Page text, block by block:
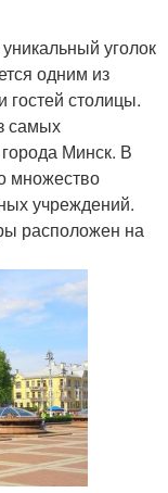
уголок
одним из
столицы.
самых
Минск. В
множество
учреждений.
расположен на